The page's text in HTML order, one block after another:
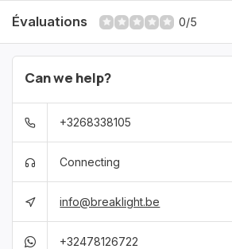
Évaluations 0/5
Can we help?
+3268338105
Connecting
info@breaklight.be
+32478126722